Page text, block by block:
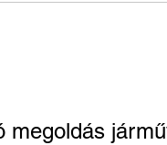
megoldás